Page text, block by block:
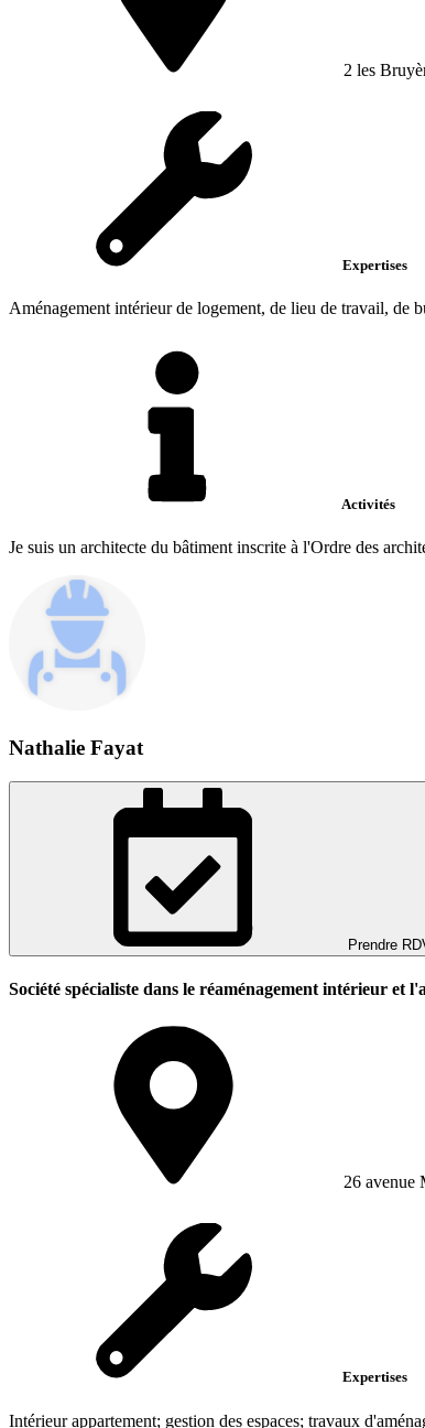
2 les
Expertises
Aménagement intérieur de logement, de lieu de travail, de
Activités
Je suis un architecte du bâtiment inscrite à l'Ordre des
Nathalie Fayat
Prendre
Société spécialiste dans le réaménagement intérieur et
26 avenue
Expertises
Intérieur appartement; gestion des espaces; travaux